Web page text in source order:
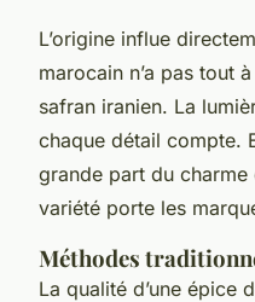
L’origine influe
marocain n’a pas tout
safran iranien. La
chaque détail compte.
grande part du
variété porte les
Méthodes
La qualité d’une épice